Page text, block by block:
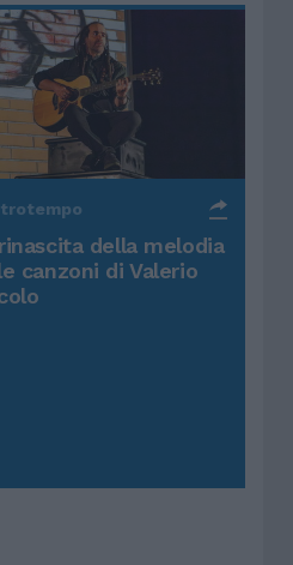
della melodia
canzoni di Valerio